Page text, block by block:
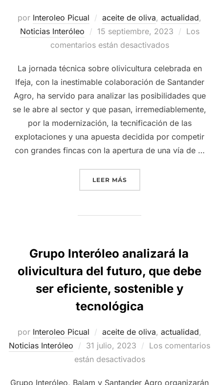
por Interoleo Picual aceite de oliva, actualidad,
Noticias Interóleo
Publicado
el
15 septiembre, 2023
Los
comentarios están desactivados
La jornada técnica sobre olivicultura celebrada en
Ifeja, con la inestimable colaboración de Santander
Agro, ha servido para analizar las posibilidades que
se le abre al sector y que pasan, irremediablemente,
por la modernización, la tecnificación de las
explotaciones y una apuesta decidida por competir
con grandes fincas con la apertura de una vía de …
LEER MÁS«GRUPO INTERÓLEO Y
Grupo Interóleo analizará la
olivicultura del futuro, que debe
ser eficiente, sostenible y
tecnológica
por Interoleo Picual aceite de oliva, actualidad,
Noticias Interóleo
Publicado
el
31 julio, 2023
Los comentarios
están desactivados
Grupo Interóleo, Balam y Santander Agro organizarán